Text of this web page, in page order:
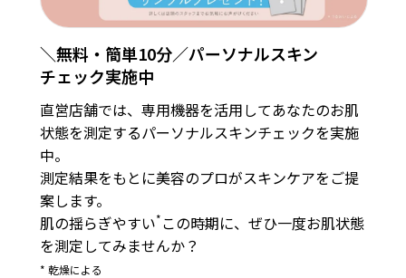
＼無料・簡単10分／パーソナルスキン
チェック実施中
直営店舗では、専用機器を活用してあなたのお肌
状態を測定するパーソナルスキンチェックを実施
中。
測定結果をもとに美容のプロがスキンケアをご提
案します。
肌の揺らぎやすい*この時期に、ぜひ一度お肌状態
を測定してみませんか？
* 乾燥による